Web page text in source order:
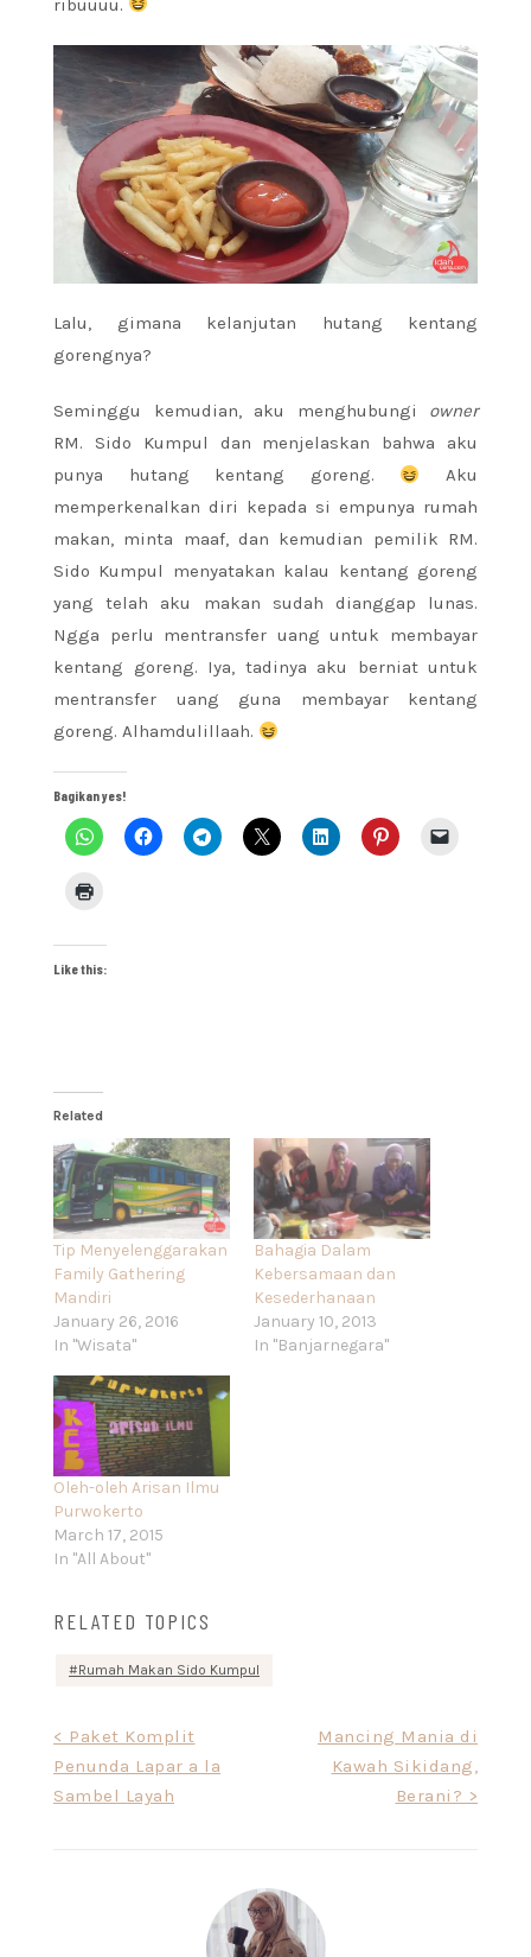
ribuuuu.
Lalu, gimana kelanjutan hutang kentang
gorengnya?
Seminggu kemudian, aku menghubungi owner
RM. Sido Kumpul dan menjelaskan bahwa aku
punya hutang kentang goreng.
Aku
memperkenalkan diri kepada si empunya rumah
makan, minta maaf, dan kemudian pemilik RM.
Sido Kumpul menyatakan kalau kentang goreng
yang telah aku makan sudah dianggap lunas.
Ngga perlu mentransfer uang untuk membayar
kentang goreng. Iya, tadinya aku berniat untuk
mentransfer uang guna membayar kentang
goreng. Alhamdulillaah.
Bagikan yes!
Like this:
Related
Tip Menyelenggarakan
Family Gathering
Mandiri
January 26, 2016
In "Wisata"
Bahagia Dalam
Kebersamaan dan
Kesederhanaan
January 10, 2013
In "Banjarnegara"
Oleh-oleh Arisan Ilmu
Purwokerto
March 17, 2015
In "All About"
RELATED TOPICS
Rumah Makan Sido Kumpul
navigation
< Paket Komplit
Penunda Lapar a la
Sambel Layah
Mancing Mania di
Kawah Sikidang,
Berani? >